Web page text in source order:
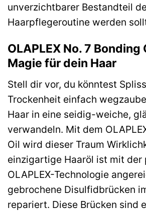
unverzichtbarer Bestandteil
Haarpflegeroutine werden
OLAPLEX No. 7 Bonding
Magie für dein Haar
Stell dir vor, du könntest
Trockenheit einfach
Haar in eine seidig-weiche,
verwandeln. Mit dem
Oil wird dieser Traum
einzigartige Haaröl ist mit der
OLAPLEX-Technologie
gebrochene Disulfidbrücken
repariert. Diese Brücken sind